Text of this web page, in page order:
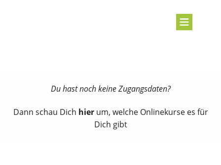
Du hast noch keine Zugangsdaten?
Dann schau Dich hierum, welche Onlinekurse es für
Dich gibt